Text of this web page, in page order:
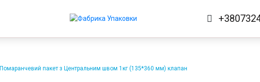
Помаранчевий пакет з Центральним швом 1кг (135*360 мм) клапан